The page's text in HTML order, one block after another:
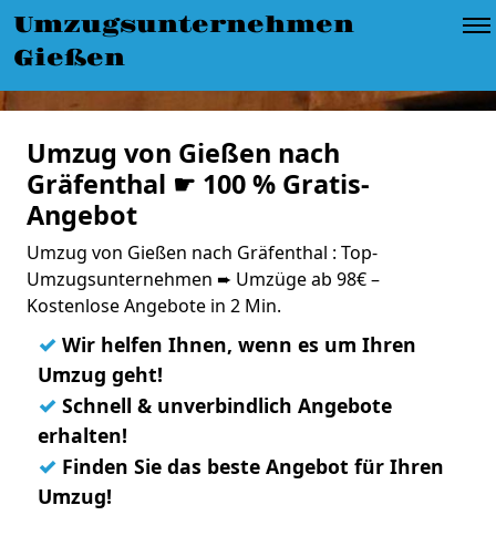
Umzugsunternehmen
Gießen
Umzug von Gießen nach
Gräfenthal ☛ 100 % Gratis-
Angebot
Umzug von Gießen nach Gräfenthal : Top-
Umzugsunternehmen ➨ Umzüge ab 98€ –
Kostenlose Angebote in 2 Min.
✓ Wir helfen Ihnen, wenn es um Ihren
Umzug geht!
✓ Schnell & unverbindlich Angebote
erhalten!
✓ Finden Sie das beste Angebot für Ihren
Umzug!